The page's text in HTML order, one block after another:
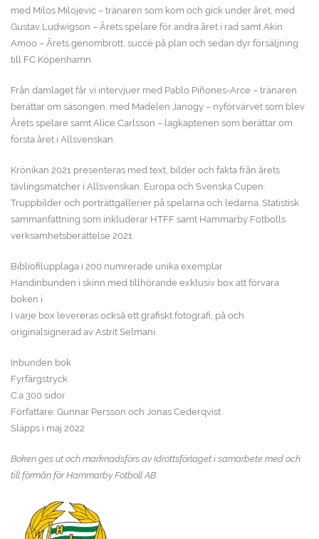
med Milos Milojevic – tränaren som kom och gick under året, med
Gustav Ludwigson – Årets spelare för andra året i rad samt Akin
Amoo – Årets genombrott, succé på plan och sedan dyr försäljning
till FC Köpenhamn.
Från damlaget får vi intervjuer med Pablo Piñones-Arce – tränaren
berättar om säsongen, med Madelen Janogy – nyförvärvet som blev
Årets spelare samt Alice Carlsson – lagkaptenen som berättar om
första året i Allsvenskan.
Krönikan 2021 presenteras med text, bilder och fakta från årets
tävlingsmatcher i Allsvenskan, Europa och Svenska Cupen.
Truppbilder och porträttgallerier på spelarna och ledarna. Statistisk
sammanfattning som inkluderar HTFF samt Hammarby Fotbolls
verksamhetsberättelse 2021.
Bibliofilupplaga i 200 numrerade unika exemplar
Handinbunden i skinn med tillhörande exklusiv box att förvara
boken i
I varje box levereras också ett grafiskt fotografi, på och
originalsignerad av Astrit Selmani.
Inbunden bok
Fyrfärgstryck
C:a 300 sidor
Författare: Gunnar Persson och Jonas Cederqvist
Släpps i maj 2022
Boken ges ut och marknadsförs av Idrottsförlaget i samarbete med och
till förmån för Hammarby Fotboll AB